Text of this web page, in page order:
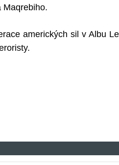
Maqrebiho.
amerických sil v Albu